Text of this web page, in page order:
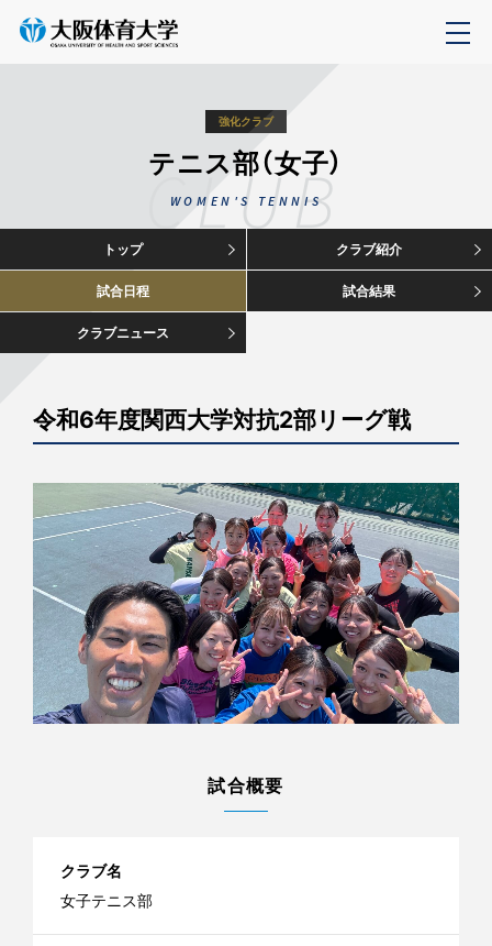
強化クラブ
テニス部（女子）
WOMEN'S TENNIS
CLUB
トップ クラブ紹介
試合日程 試合結果
クラブニュース
令和6年度関西大学対抗2部リーグ戦
試合概要
クラブ名
女子テニス部